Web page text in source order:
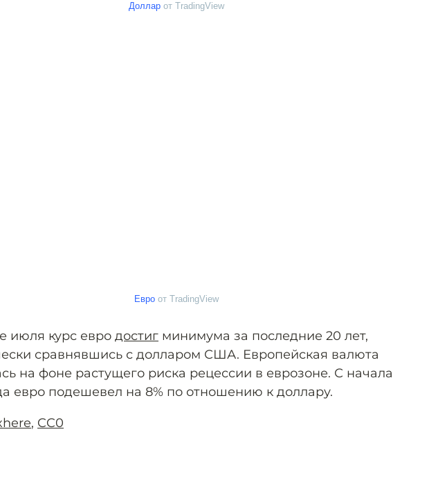
Доллар от TradingView
Евро от TradingView
июля курс евро достиг минимума за последние 20 лет,
сравнявшись с долларом США. Европейская валюта
на фоне растущего риска рецессии в еврозоне. С начала
евро подешевел на 8% по отношению к доллару.
, CC0